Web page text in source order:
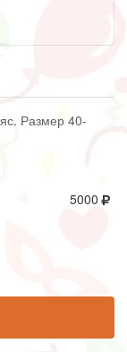
Размер 40-
5000